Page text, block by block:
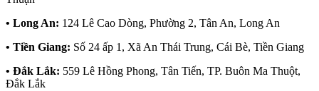
• Long An: 124 Lê Cao Dòng, Phường 2, Tân An, Long An
• Tiền Giang: Số 24 ấp 1, Xã An Thái Trung, Cái Bè, Tiền Giang
• Đắk Lắk: 559 Lê Hồng Phong, Tân Tiến, TP. Buôn Ma Thuột,
Đắk Lắk